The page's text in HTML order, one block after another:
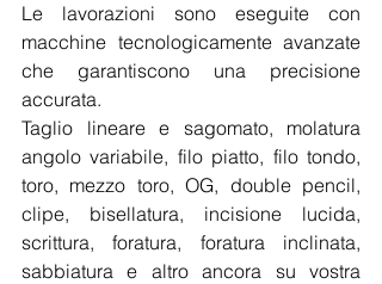
Le lavorazioni sono eseguite con
macchine tecnologicamente avanzate
che garantiscono una precisione
accurata.
Taglio lineare e sagomato, molatura
angolo variabile, filo piatto, filo tondo,
toro, mezzo toro, OG, double pencil,
clipe, bisellatura, incisione lucida,
scrittura, foratura, foratura inclinata,
sabbiatura e altro ancora su vostra